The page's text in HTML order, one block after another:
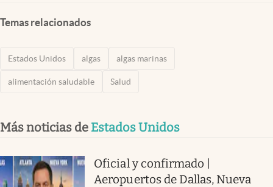
Temas relacionados
Estados Unidos algas algas marinas
alimentación saludable Salud
Más noticias de Estados Unidos
Oficial y confirmado |
Aeropuertos de Dallas, Nueva